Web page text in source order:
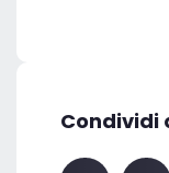
Condividi